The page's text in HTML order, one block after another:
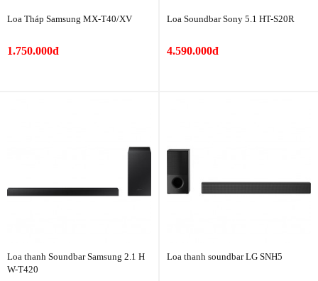
Loa Tháp Samsung MX-T40/XV
1.750.000đ
Loa Soundbar Sony 5.1 HT-S20R
4.590.000đ
Loa thanh Soundbar Samsung 2.1 H
W-T420
Loa thanh soundbar LG SNH5